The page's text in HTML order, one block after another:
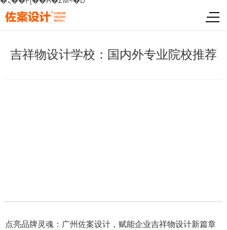
吉祥物设计学校：国内外专业院校推荐
点亮品牌灵魂：广州佐案设计，赋能企业吉祥物设计新篇章